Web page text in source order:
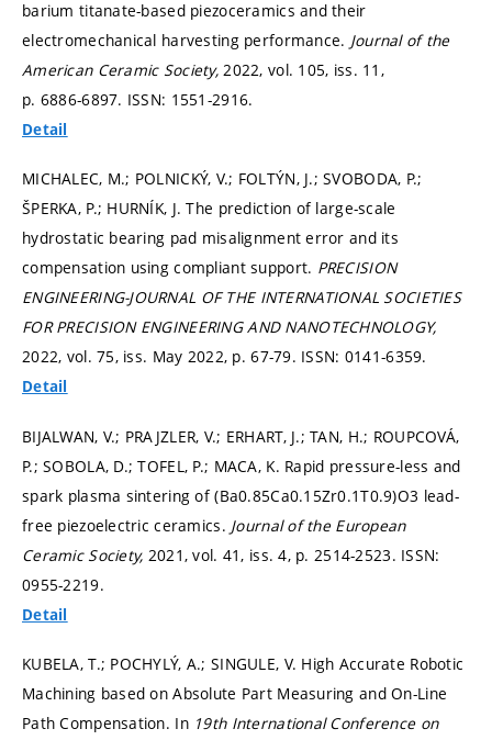
barium titanate-based piezoceramics and their
electromechanical harvesting performance. Journal of the
American Ceramic Society, 2022, vol. 105, iss. 11,
p. 6886-6897. ISSN: 1551-2916.
Detail
MICHALEC, M.; POLNICKÝ, V.; FOLTÝN, J.; SVOBODA, P.;
ŠPERKA, P.; HURNÍK, J. The prediction of large-scale
hydrostatic bearing pad misalignment error and its
compensation using compliant support. PRECISION
ENGINEERING-JOURNAL OF THE INTERNATIONAL SOCIETIES
FOR PRECISION ENGINEERING AND NANOTECHNOLOGY,
2022, vol. 75, iss. May 2022, p. 67-79. ISSN: 0141-6359.
Detail
BIJALWAN, V.; PRAJZLER, V.; ERHART, J.; TAN, H.; ROUPCOVÁ,
P.; SOBOLA, D.; TOFEL, P.; MACA, K. Rapid pressure-less and
spark plasma sintering of (Ba0.85Ca0.15Zr0.1T0.9)O3 lead-
free piezoelectric ceramics. Journal of the European
Ceramic Society, 2021, vol. 41, iss. 4, p. 2514-2523. ISSN:
0955-2219.
Detail
KUBELA, T.; POCHYLÝ, A.; SINGULE, V. High Accurate Robotic
Machining based on Absolute Part Measuring and On-Line
Path Compensation. In 19th International Conference on